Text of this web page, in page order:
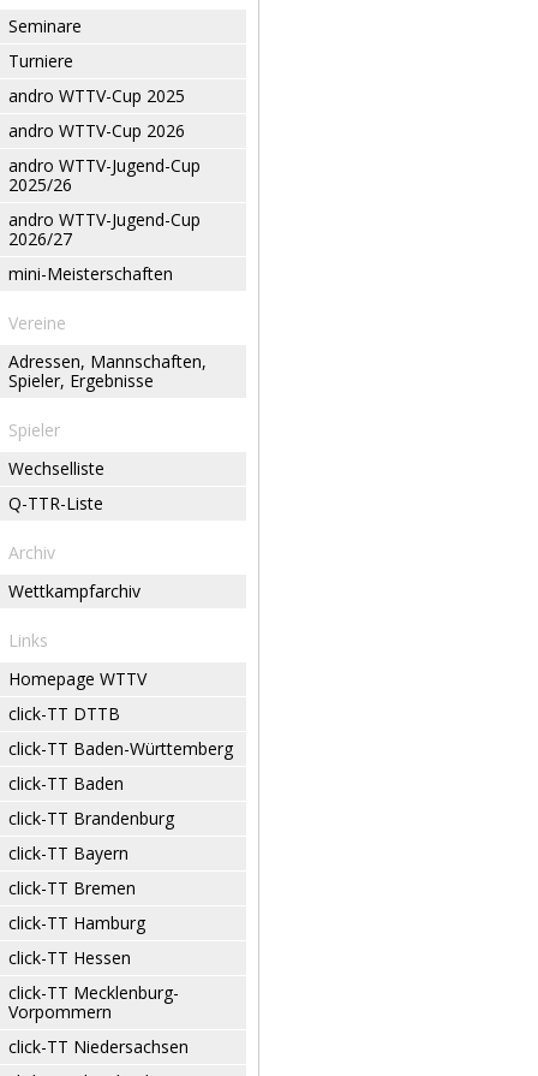
Seminare
Turniere
andro WTTV-Cup 2025
andro WTTV-Cup 2026
andro WTTV-Jugend-Cup
2025/26
andro WTTV-Jugend-Cup
2026/27
mini-Meisterschaften
Vereine
Adressen, Mannschaften,
Spieler, Ergebnisse
Spieler
Wechselliste
Q-TTR-Liste
Archiv
Wettkampfarchiv
Links
Homepage WTTV
click-TT DTTB
click-TT Baden-Württemberg
click-TT Baden
click-TT Brandenburg
click-TT Bayern
click-TT Bremen
click-TT Hamburg
click-TT Hessen
click-TT Mecklenburg-
Vorpommern
click-TT Niedersachsen